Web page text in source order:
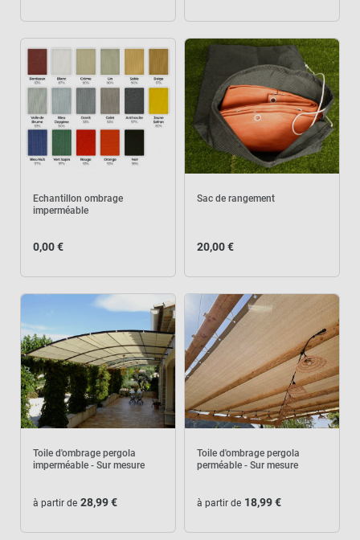
Echantillon ombrage
imperméable
0,00 €
Sac de rangement
20,00 €
Toile d'ombrage pergola
imperméable - Sur mesure
à partir de 28,99 €
Toile d'ombrage pergola
perméable - Sur mesure
à partir de 18,99 €